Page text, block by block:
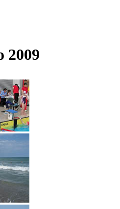
2009